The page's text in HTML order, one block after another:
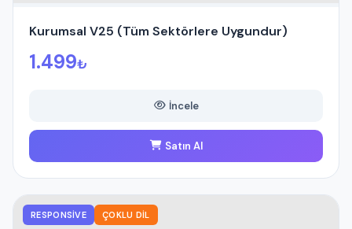
Kurumsal V25 (Tüm Sektörlere Uygundur)
1.499₺
İncele
Satın Al
RESPONSIVE ÇOKLU DIL